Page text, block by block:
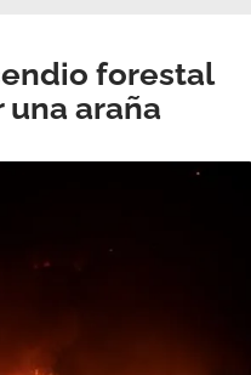
forestal
araña